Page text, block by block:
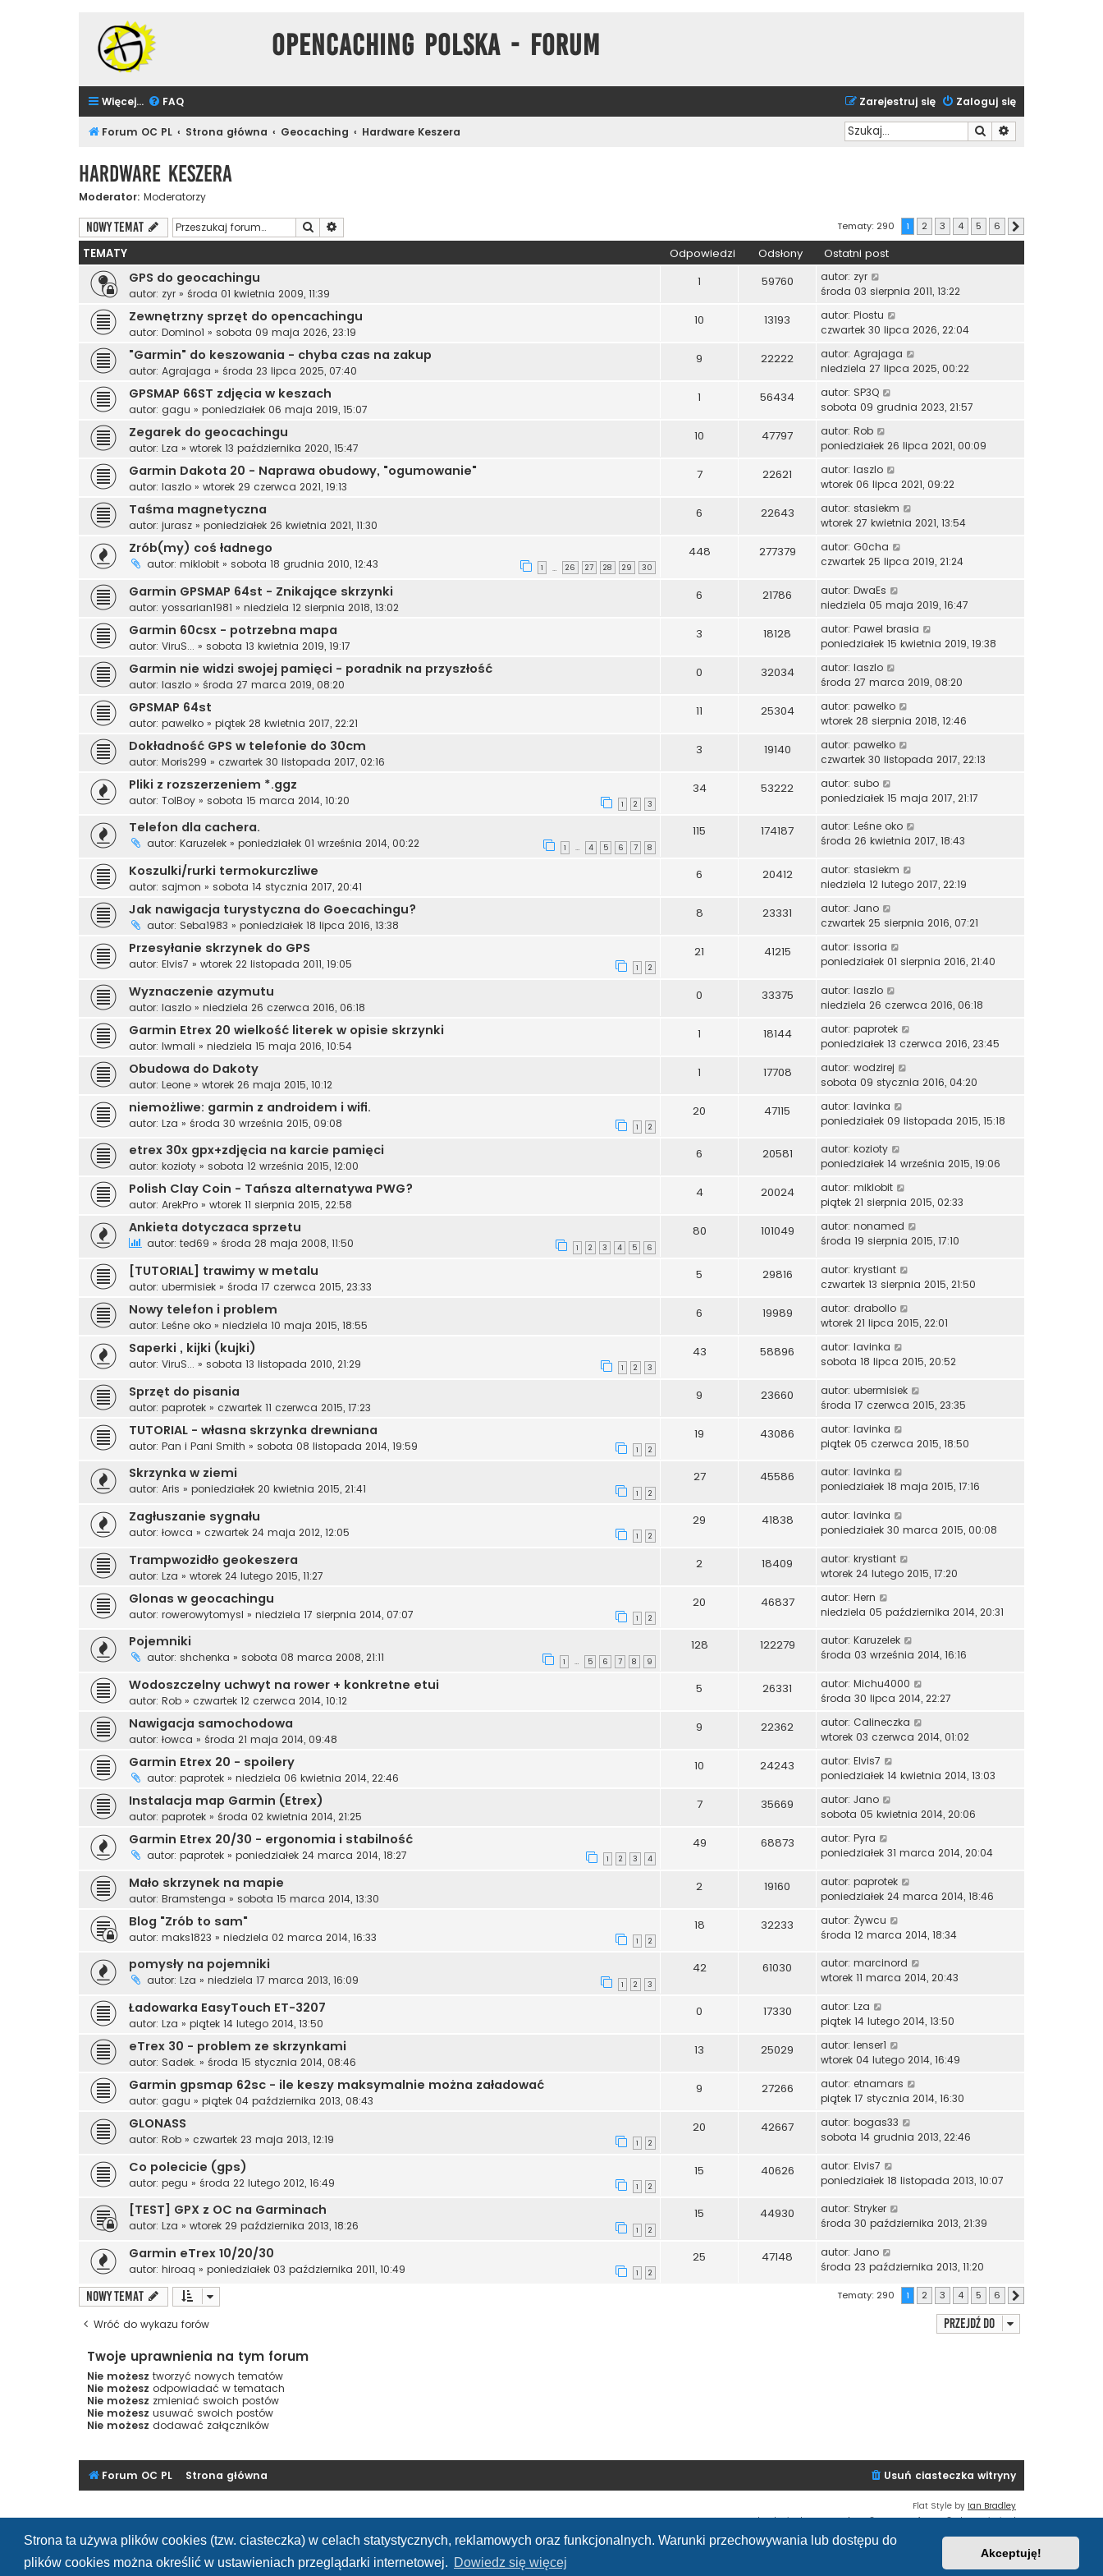
Strona ta używa plików cookies (tzw. ciasteczka) w celach statystycznych, reklamowych oraz funkcjonalnych. Warunki przechowywania lub dostępu do
plików cookies można określić w ustawieniach przeglądarki internetowej. Dowiedz się więcej
Akceptuję!
Opencaching Polska - Forum
Więcej… FAQ Zaloguj się
Zarejestruj się
Forum OC PL Strona główna Geocaching Hardware Keszera Szukaj
Hardware Keszera
Moderator: Moderatorzy
NOWY TEMAT Szukaj Tematy: 290 1 2 3 4 5 6
TEMATY Odpowiedzi Odsłony Ostatni post
GPS do geocachingu
autor: zyr » środa 01 kwietnia 2009, 11:39
1 59760 autor: zyr
środa 03 sierpnia 2011, 13:22
Zewnętrzny sprzęt do opencachingu
autor: Domino1 » sobota 09 maja 2026, 23:19
10 13193 autor: Piostu
czwartek 30 lipca 2026, 22:04
"Garmin" do keszowania - chyba czas na zakup
autor: Agrajaga » środa 23 lipca 2025, 07:40
9 22222 autor: Agrajaga
niedziela 27 lipca 2025, 00:22
GPSMAP 66ST zdjęcia w keszach
autor: gagu » poniedziałek 06 maja 2019, 15:07
1 56434 autor: SP3Q
sobota 09 grudnia 2023, 21:57
Zegarek do geocachingu
autor: Lza » wtorek 13 października 2020, 15:47
10 47797 autor: Rob
poniedziałek 26 lipca 2021, 00:09
Garmin Dakota 20 - Naprawa obudowy, "ogumowanie"
autor: laszlo » wtorek 29 czerwca 2021, 19:13
7 22621 autor: laszlo
wtorek 06 lipca 2021, 09:22
Taśma magnetyczna
autor: jurasz » poniedziałek 26 kwietnia 2021, 11:30
6 22643 autor: stasiekm
wtorek 27 kwietnia 2021, 13:54
Zrób(my) coś ładnego
autor: miklobit » sobota 18 grudnia 2010, 12:43 1 … 26 27 28 29 30
448 277379 autor: G0cha
czwartek 25 lipca 2019, 21:24
Garmin GPSMAP 64st - Znikające skrzynki
autor: yossarian1981 » niedziela 12 sierpnia 2018, 13:02
6 21786 autor: DwaEs
niedziela 05 maja 2019, 16:47
Garmin 60csx - potrzebna mapa
autor: ViruS... » sobota 13 kwietnia 2019, 19:17
3 18128 autor: Pawel brasia
poniedziałek 15 kwietnia 2019, 19:38
Garmin nie widzi swojej pamięci - poradnik na przyszłość
autor: laszlo » środa 27 marca 2019, 08:20
0 32034 autor: laszlo
środa 27 marca 2019, 08:20
GPSMAP 64st
autor: pawelko » piątek 28 kwietnia 2017, 22:21
11 25304 autor: pawelko
wtorek 28 sierpnia 2018, 12:46
Dokładność GPS w telefonie do 30cm
autor: Moris299 » czwartek 30 listopada 2017, 02:16
3 19140 autor: pawelko
czwartek 30 listopada 2017, 22:13
Pliki z rozszerzeniem *.ggz
autor: TolBoy » sobota 15 marca 2014, 10:20 1 2 3
34 53222 autor: subo
poniedziałek 15 maja 2017, 21:17
Telefon dla cachera.
autor: Karuzelek » poniedziałek 01 września 2014, 00:22 1 … 4 5 6 7 8
115 174187 autor: Leśne oko
środa 26 kwietnia 2017, 18:43
Koszulki/rurki termokurczliwe
autor: sajmon » sobota 14 stycznia 2017, 20:41
6 20412 autor: stasiekm
niedziela 12 lutego 2017, 22:19
Jak nawigacja turystyczna do Goecachingu?
autor: Seba1983 » poniedziałek 18 lipca 2016, 13:38
8 23331 autor: Jano
czwartek 25 sierpnia 2016, 07:21
Przesyłanie skrzynek do GPS
autor: Elvis7 » wtorek 22 listopada 2011, 19:05 1 2
21 41215 autor: issoria
poniedziałek 01 sierpnia 2016, 21:40
Wyznaczenie azymutu
autor: laszlo » niedziela 26 czerwca 2016, 06:18
0 33375 autor: laszlo
niedziela 26 czerwca 2016, 06:18
Garmin Etrex 20 wielkość literek w opisie skrzynki
autor: Iwmali » niedziela 15 maja 2016, 10:54
1 18144 autor: paprotek
poniedziałek 13 czerwca 2016, 23:45
Obudowa do Dakoty
autor: Leone » wtorek 26 maja 2015, 10:12
1 17708 autor: wodzirej
sobota 09 stycznia 2016, 04:20
niemożliwe: garmin z androidem i wifi.
autor: Lza » środa 30 września 2015, 09:08 1 2
20 47115 autor: lavinka
poniedziałek 09 listopada 2015, 15:18
etrex 30x gpx+zdjęcia na karcie pamięci
autor: kozioty » sobota 12 września 2015, 12:00
6 20581 autor: kozioty
poniedziałek 14 września 2015, 19:06
Polish Clay Coin - Tańsza alternatywa PWG?
autor: ArekPro » wtorek 11 sierpnia 2015, 22:58
4 20024 autor: miklobit
piątek 21 sierpnia 2015, 02:33
Ankieta dotyczaca sprzetu
autor: ted69 » środa 28 maja 2008, 11:50 1 2 3 4 5 6
80 101049 autor: nonamed
środa 19 sierpnia 2015, 17:10
[TUTORIAL] trawimy w metalu
autor: ubermisiek » środa 17 czerwca 2015, 23:33
5 29816 autor: krystiant
czwartek 13 sierpnia 2015, 21:50
Nowy telefon i problem
autor: Leśne oko » niedziela 10 maja 2015, 18:55
6 19989 autor: drabollo
wtorek 21 lipca 2015, 22:01
Saperki , kijki (kujki)
autor: ViruS... » sobota 13 listopada 2010, 21:29 1 2 3
43 58896 autor: lavinka
sobota 18 lipca 2015, 20:52
Sprzęt do pisania
autor: paprotek » czwartek 11 czerwca 2015, 17:23
9 23660 autor: ubermisiek
środa 17 czerwca 2015, 23:35
TUTORIAL - własna skrzynka drewniana
autor: Pan i Pani Smith » sobota 08 listopada 2014, 19:59 1 2
19 43086 autor: lavinka
piątek 05 czerwca 2015, 18:50
Skrzynka w ziemi
autor: Aris » poniedziałek 20 kwietnia 2015, 21:41 1 2
27 45586 autor: lavinka
poniedziałek 18 maja 2015, 17:16
Zagłuszanie sygnału
autor: łowca » czwartek 24 maja 2012, 12:05 1 2
29 41838 autor: lavinka
poniedziałek 30 marca 2015, 00:08
Trampwozidło geokeszera
autor: Lza » wtorek 24 lutego 2015, 11:27
2 18409 autor: krystiant
wtorek 24 lutego 2015, 17:20
Glonas w geocachingu
autor: rowerowytomysl » niedziela 17 sierpnia 2014, 07:07 1 2
20 46837 autor: Hern
niedziela 05 października 2014, 20:31
Pojemniki
autor: shchenka » sobota 08 marca 2008, 21:11 1 … 5 6 7 8 9
128 122279 autor: Karuzelek
środa 03 września 2014, 16:16
Wodoszczelny uchwyt na rower + konkretne etui
autor: Rob » czwartek 12 czerwca 2014, 10:12
5 26331 autor: Michu4000
środa 30 lipca 2014, 22:27
Nawigacja samochodowa
autor: łowca » środa 21 maja 2014, 09:48
9 22362 autor: Calineczka
wtorek 03 czerwca 2014, 01:02
Garmin Etrex 20 - spoilery
autor: paprotek » niedziela 06 kwietnia 2014, 22:46
10 24243 autor: Elvis7
poniedziałek 14 kwietnia 2014, 13:03
Instalacja map Garmin (Etrex)
autor: paprotek » środa 02 kwietnia 2014, 21:25
7 35669 autor: Jano
sobota 05 kwietnia 2014, 20:06
Garmin Etrex 20/30 - ergonomia i stabilność
autor: paprotek » poniedziałek 24 marca 2014, 18:27 1 2 3 4
49 68873 autor: Pyra
poniedziałek 31 marca 2014, 20:04
Mało skrzynek na mapie
autor: Bramstenga » sobota 15 marca 2014, 13:30
2 19160 autor: paprotek
poniedziałek 24 marca 2014, 18:46
Blog "Zrób to sam"
autor: maks1823 » niedziela 02 marca 2014, 16:33 1 2
18 32233 autor: Żywcu
środa 12 marca 2014, 18:34
pomysły na pojemniki
autor: Lza » niedziela 17 marca 2013, 16:09 1 2 3
42 61030 autor: marcinord
wtorek 11 marca 2014, 20:43
Ładowarka EasyTouch ET-3207
autor: Lza » piątek 14 lutego 2014, 13:50
0 17330 autor: Lza
piątek 14 lutego 2014, 13:50
eTrex 30 - problem ze skrzynkami
autor: Sadek. » środa 15 stycznia 2014, 08:46
13 25029 autor: lenser1
wtorek 04 lutego 2014, 16:49
Garmin gpsmap 62sc - ile keszy maksymalnie można załadować
autor: gagu » piątek 04 października 2013, 08:43
9 27266 autor: etnamars
piątek 17 stycznia 2014, 16:30
GLONASS
autor: Rob » czwartek 23 maja 2013, 12:19 1 2
20 42667 autor: bogas33
sobota 14 grudnia 2013, 22:46
Co polecicie (gps)
autor: pegu » środa 22 lutego 2012, 16:49 1 2
15 40626 autor: Elvis7
poniedziałek 18 listopada 2013, 10:07
[TEST] GPX z OC na Garminach
autor: Lza » wtorek 29 października 2013, 18:26 1 2
15 44930 autor: Stryker
środa 30 października 2013, 21:39
Garmin eTrex 10/20/30
autor: hiroaq » poniedziałek 03 października 2011, 10:49 1 2
25 47148 autor: Jano
środa 23 października 2013, 11:20
NOWY TEMAT Tematy: 290 1 2 3 4 5 6
Wróć do wykazu forów Przejdź do
Twoje uprawnienia na tym forum
Nie możesz tworzyć nowych tematów
Nie możesz odpowiadać w tematach
Nie możesz zmieniać swoich postów
Nie możesz usuwać swoich postów
Nie możesz dodawać załączników
Forum OC PL Strona główna Usuń ciasteczka witryny
Flat Style by Ian Bradley
Technologię dostarczaphpBB® Forum Software © phpBB Limited
Polski pakiet językowy dostarczaphpBB.pl
Zasady ochrony danych osobowych
Regulamin